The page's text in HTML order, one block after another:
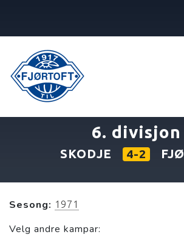
6. divisjon
SKODJE 4-2
Sesong: 1971
Velg andre kampar: